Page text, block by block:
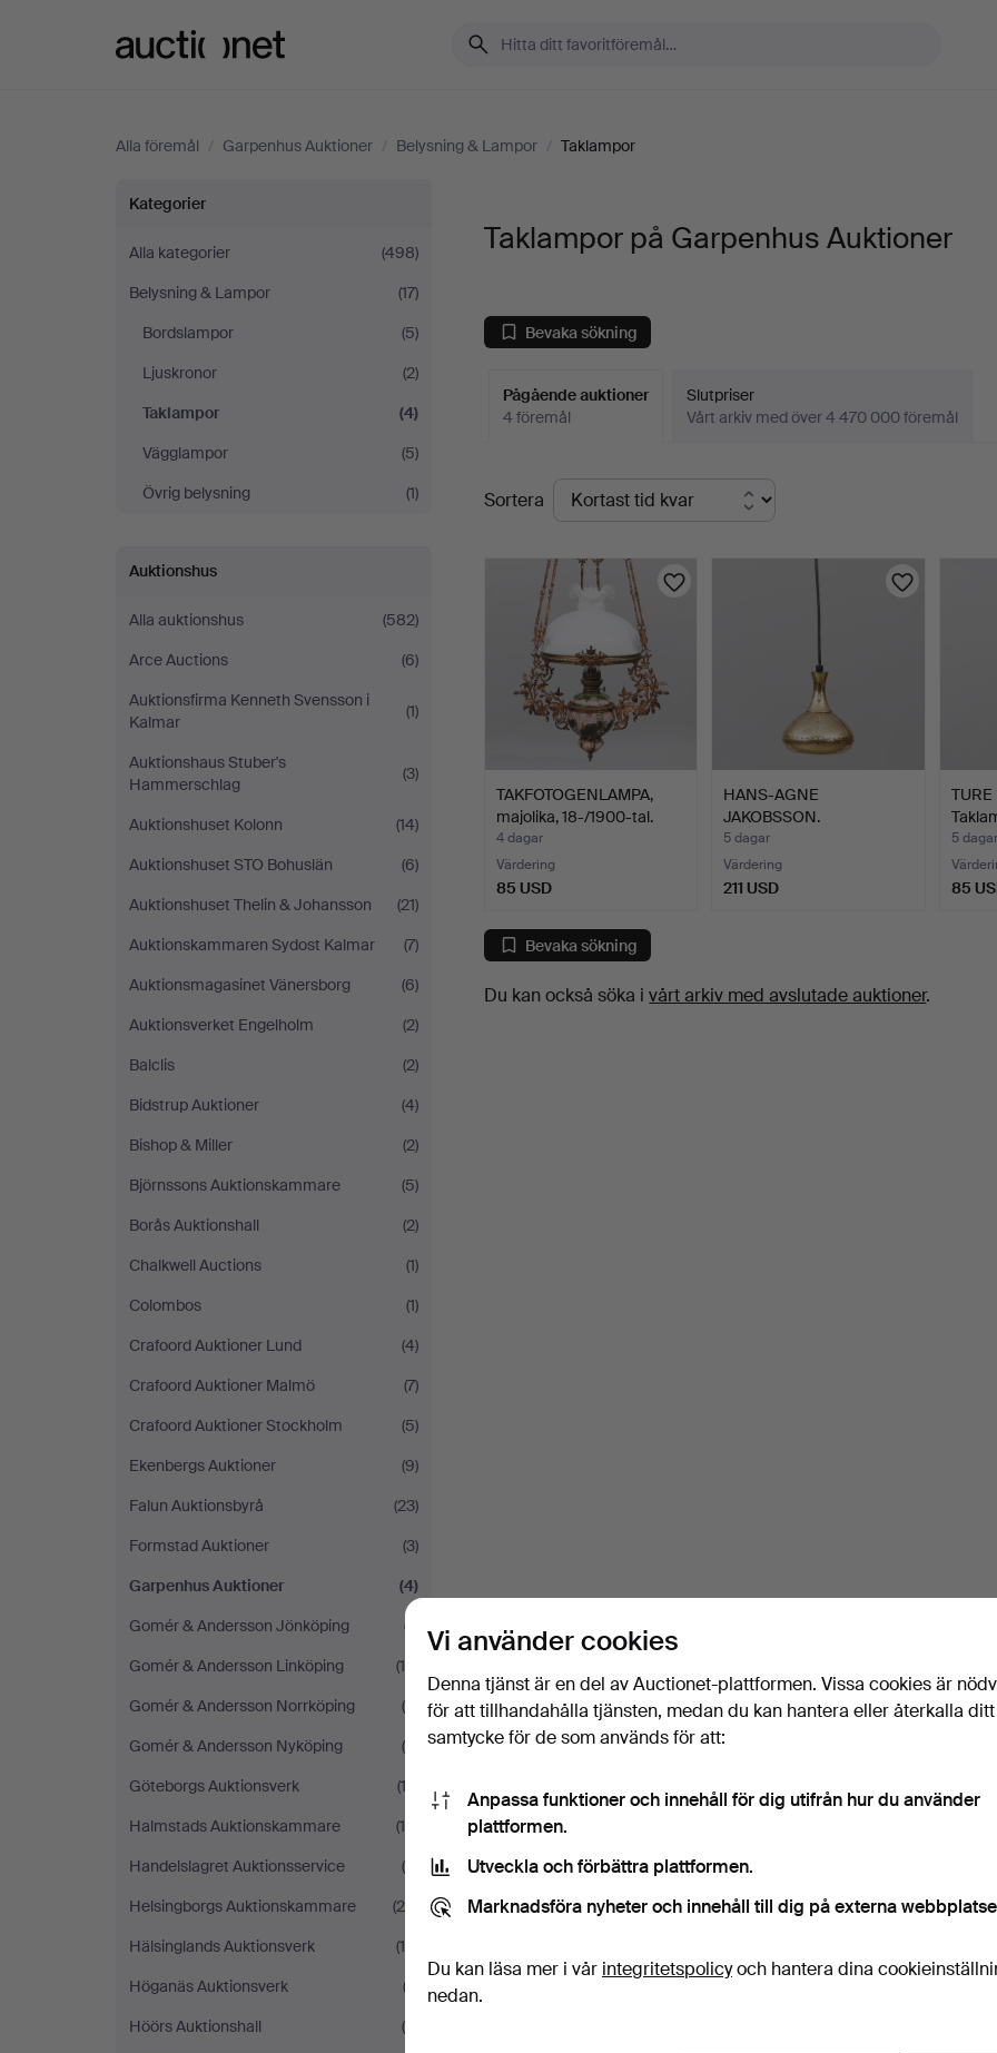
Alla föremål / Garpenhus Auktioner / Belysning & Lampor / Taklampor
Taklampor
på
Garpenhus
Auktioner
Kategorier
Alla kategorier
(498)
Belysning & Lampor
(17)
Bordslampor
(5)
Ljuskronor
(2)
Taklampor
(4)
Vägglampor
(5)
Övrig belysning
(1)
Auktionshus
Alla auktionshus
(582)
Arce Auctions
(6)
Auktionsfirma Kenneth Svensson i
Kalmar
(1)
Auktionshaus Stuber's
Hammerschlag
(3)
Auktionshuset Kolonn
(14)
Auktionshuset STO Bohuslän
(6)
Auktionshuset Thelin & Johansson
(21)
Auktionskammaren Sydost Kalmar
(7)
Auktionsmagasinet Vänersborg
(6)
Auktionsverket Engelholm
(2)
Balclis
(2)
Bidstrup Auktioner
(4)
Bishop & Miller
(2)
Björnssons Auktionskammare
(5)
Borås Auktionshall
(2)
Chalkwell Auctions
(1)
Colombos
(1)
Crafoord Auktioner Lund
(4)
Crafoord Auktioner Malmö
(7)
Crafoord Auktioner Stockholm
(5)
Ekenbergs Auktioner
(9)
Falun Auktionsbyrå
(23)
Formstad Auktioner
(3)
Garpenhus Auktioner
(4)
Gomér & Andersson Jönköping
(7)
Gomér & Andersson Linköping
(14)
Gomér & Andersson Norrköping
(4)
Gomér & Andersson Nyköping
(6)
Göteborgs Auktionsverk
(13)
Halmstads Auktionskammare
(10)
Handelslagret Auktionsservice
(6)
Helsingborgs Auktionskammare
(25)
Hälsinglands Auktionsverk
(16)
Höganäs Auktionsverk
(2)
Höörs Auktionshall
(8)
Taklampor på Garpenhus Auktioner
Bevaka sökning
Pågående auktioner
4 föremål
Slutpriser
Vårt arkiv med över 4 470 000 föremål
Pågående
auktioner
Sortera
TAKFOTOGENLAMPA,
majolika, 18-/1900-tal.
4 dagar
Värdering
85 USD
HANS-AGNE
JAKOBSSON.
Fönsterlampa, mässing…
5 dagar
Värdering
211 USD
TURE
St…
5 dagar
85
Bevaka sökning
Du kan också söka ivårt arkiv med avslutade auktioner.
Vi använder cookies
Denna tjänst är en del av Auctionet-plattformen. Vissa cookies är
för att tillhandahålla tjänsten, medan du kan hantera eller återkalla ditt
samtycke för de som används för att:
Anpassa funktioner och innehåll för dig utifrån hur du använder
plattformen.
Utveckla och förbättra plattformen.
Marknadsföra nyheter och innehåll till dig på externa
Du kan läsa mer i vår integritetspolicyoch hantera dina
nedan.